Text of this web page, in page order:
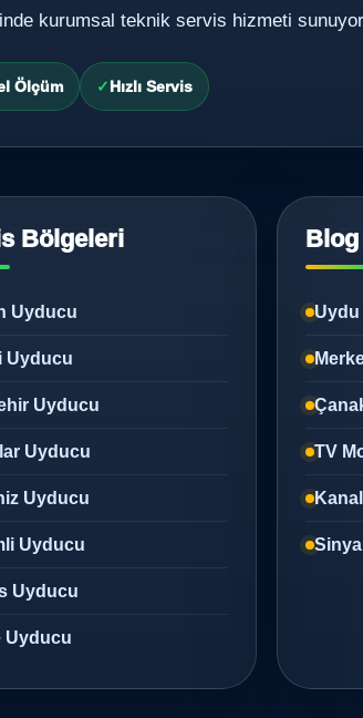
kurumsal teknik servis hizmeti
Ölçüm Hızlı Servis
Bölgeleri
Uyducu
Uyducu
Uyducu
Uyducu
Uyducu
Uyducu
Uyducu
Uyducu
TV